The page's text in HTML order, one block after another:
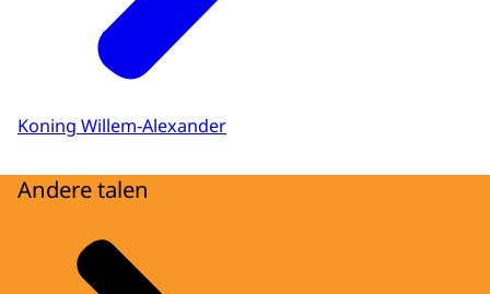
Koning Willem-Alexander
Andere talen